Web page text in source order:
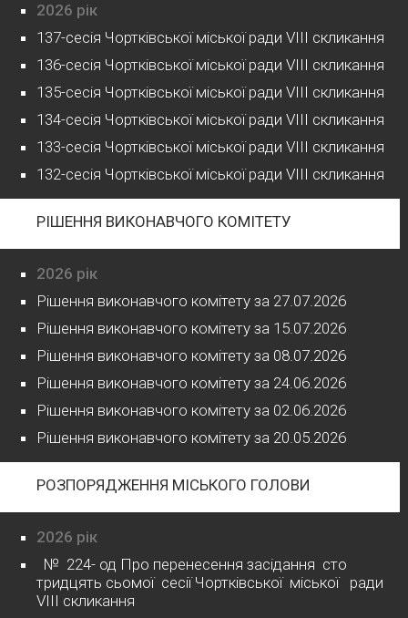
2026 рік
137-сесія Чортківської міської ради VIII скликання
136-сесія Чортківської міської ради VIII скликання
135-сесія Чортківської міської ради VIII скликання
134-сесія Чортківської міської ради VIII скликання
133-сесія Чортківської міської ради VIII скликання
132-сесія Чортківської міської ради VIII скликання
РІШЕННЯ ВИКОНАВЧОГО КОМІТЕТУ
2026 рік
Рішення виконавчого комітету за 27.07.2026
Рішення виконавчого комітету за 15.07.2026
Рішення виконавчого комітету за 08.07.2026
Рішення виконавчого комітету за 24.06.2026
Рішення виконавчого комітету за 02.06.2026
Рішення виконавчого комітету за 20.05.2026
РОЗПОРЯДЖЕННЯ МІСЬКОГО ГОЛОВИ
2026 рік
№ 224- од Про перенесення засідання сто
тридцять сьомої сесії Чортківської міської ради
VІІІ скликання